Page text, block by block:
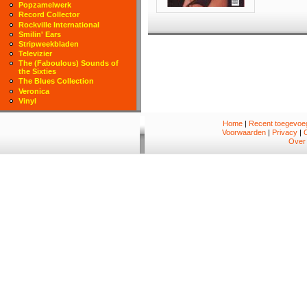
Popzamelwerk
Record Collector
Rockville International
Smilin' Ears
Stripweekbladen
Televizier
The (Faboulous) Sounds of
the Sixties
The Blues Collection
Veronica
Vinyl
Home| Recent
Voorwaarden | Privacy |
Over